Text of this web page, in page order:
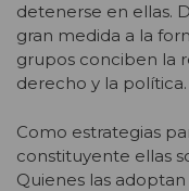
detenerse en ellas.
gran medida a la
grupos conciben la
derecho y la política.
Como estrategias
constituyente ellas
Quienes las